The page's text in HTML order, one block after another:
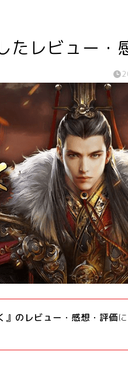
たレビュー・
』のレビュー・感想・評価